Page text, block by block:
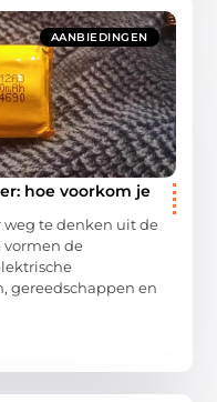
AANBIEDINGEN
hoe voorkom je
weg te denken uit de
vormen de
gereedschappen en